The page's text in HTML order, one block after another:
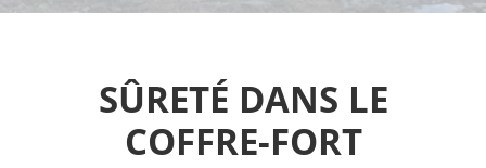
SÛRETÉ DANS LE
COFFRE-FORT